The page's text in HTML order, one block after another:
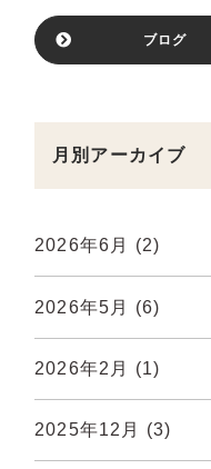
ブログ
月別アーカイブ
2026年6月 (2)
2026年5月 (6)
2026年2月 (1)
2025年12月 (3)